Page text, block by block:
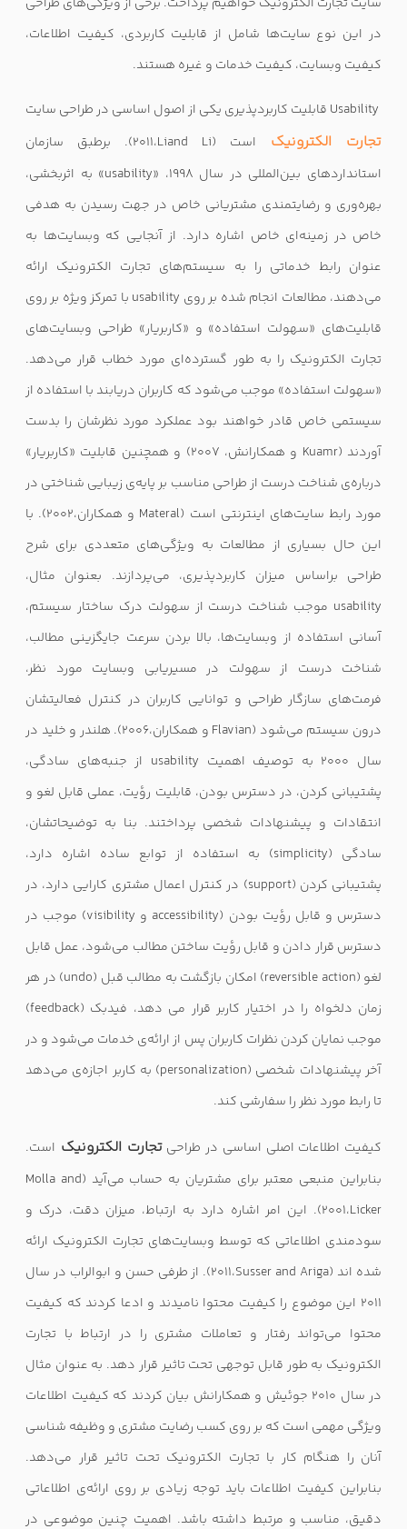
در این نوع سایت‌ها شامل از قابلیت کاربردی، کیفیت اطلاعات،
کیفیت وبسایت، کیفیت خدمات و غیره هستند.
Usability قابلیت کاربردپذیری یکی از اصول اساسی در طراحی سایت
تجارت الکترونیک است (Liand Li،2011). برطبق سازمان
استانداردهای بین‌المللی در سال ۱۹۹۸، «
usability»‌ به اثربخشی،
بهره‌وری و رضایتمندی مشتریانی خاص در جهت رسیدن به هدفی
خاص در زمینه‌ای خاص اشاره دارد. از آنجایی که وبسایت‌ها به
عنوان رابط خدماتی را به سیستم‌های تجارت الکترونیک ارائه
می‌دهند، مطالعات انجام شده بر روی usability با تمرکز ویژ‌ه‌ بر روی
قابلیت‌های «سهولت استفاده» و «کاربریار» طراحی وبسایت‌های
تجارت الکترونیک را به طور گسترده‌ای مورد خطاب قرار می‌دهد.
«سهولت استفاده» موجب می‌شود که کاربران دریابند با استفاده از
سیستمی خاص قادر خواهند بود عملکرد مورد نظرشان را بدست
آوردند (Kuamr
و همکارانش، ۲۰۰۷) و همچنین قابلیت «کاربریار»
درباره‌ی شناخت درست از طراحی مناسب بر پایه‌ی زیبایی شناختی در
مورد رابط سایت‌های اینترنتی است (Materal‌
و همکاران،۲۰۰۲). با
این حال بسیاری از مطالعات به ویژگی‌های متعددی برای شرح
طراحی براساس میزان کاربردپذیری، می‌پردازند. بعنوان مثال،
usability موجب شناخت درست از سهولت درک ساختار سیستم،
آسانی استفاده از وبسایت‌ها، بالا بردن سرعت جایگزینی مطالب،
شناخت درست از سهولت در مسیریابی وبسایت مورد نظر،
فرمت‌های سازگار طراحی و توانایی کاربران در کنترل فعالیتشان
درون سیستم می‌شود (Flavian
و همکاران،۲۰۰۶). هلندر و خلید در
سال ۲۰۰۰ به توصیف اهمیت
usability از جنبه‌های سادگی،
پشتیبانی کردن، در دسترس بودن، قابلیت رؤیت، عملی قابل لغو و
انتقادات و پیشنهادات شخصی پرداختند. بنا به توضیحاتشان،
سادگی (simplicity) به استفاده از توابع ساده اشاره دارد،
پشتیبانی کردن (support) در کنترل اعمال مشتری کارایی دارد،‌ در
دسترس و قابل رؤیت بودن (accessibility و visibility) موجب در
دسترس قرار دادن و قابل رؤیت ساختن مطالب می‌شود، عمل قابل
لغو (reversible action) امکان بازگشت به مطالب قبل (undo) در هر
زمان دلخواه را در اختیار کاربر قرار می دهد، فیدبک (feedback
)
موجب نمایان کردن نظرات کاربران پس از ارائه‌ی خدمات می‌شود و در
آخر پیشنهادات شخصی (personalization) به کاربر اجازه‌ی می‌دهد
تا رابط مورد نظر را سفارشی کند.
کیفیت اطلاعات اصلی اساسی در طراحیتجارت الکترونیک است.
بنابراین منبعی معتبر برای مشتریان به حساب می‌آید (Molla and
Licker،2001). این امر اشاره دارد به ارتباط، میزان دقت، درک و
سودمندی اطلاعاتی که توسط وب­سایت‌های تجارت الکترونیک ارائه
شده اند (Susser and Ariga،2011). از طرفی حسن و ابوالراب در سال
۲۰۱۱ این موضوع را کیفیت محتوا نامیدند و ادعا کردند که کیفیت
محتوا می‌تواند رفتار و تعاملات مشتری را در ارتباط با تجارت
الکترونیک به طور قابل توجهی تحت تاثیر قرار دهد. به عنوان مثال
در سال ۲۰۱۰ جوئیش و همکارانش بیان کردند که کیفیت اطلاعات
ویژگی مهمی است که بر روی کسب رضایت مشتری و وظیفه شناسی
آنان را هنگام کار با تجارت الکترونیک تحت تاثیر قرار می‌دهد.
بنابراین کیفیت اطلاعات باید توجه زیادی بر روی ارائه‌ی اطلاعاتی
دقیق، مناسب و مرتبط داشته باشد. اهمیت چنین موضوعی در